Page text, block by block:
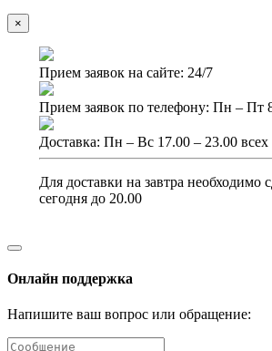
×
Прием заявок на сайте: 24/7
Прием заявок по телефону: Пн – Пт
Доставка: Пн – Вс 17.00 – 23.00
Для доставки на завтра необходимо
сегодня до 20.00
Онлайн поддержка
Напишите ваш вопрос или обращение: